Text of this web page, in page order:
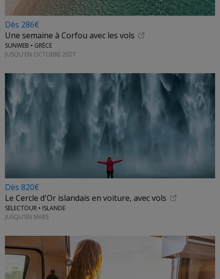
Dès 286€
Une semaine à Corfou avec les vols
SUNWEB • GRÈCE
JUSQU'EN OCTOBRE 2027
Dès 820€
Le Cercle d'Or islandais en voiture, avec vols
SELECTOUR • ISLANDE
JUSQU'EN MARS